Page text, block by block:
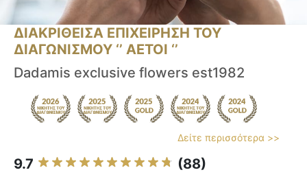
ΔΙΑΚΡΙΘΕΙΣΑ ΕΠΙΧΕΙΡΗΣΗ ΤΟΥ
ΔΙΑΓΩΝΙΣΜΟΥ ‘’ ΑΕΤΟΙ ‘’
Dadamis exclusive flowers est1982
Δείτε περισσότερα >>
9.7 (88)